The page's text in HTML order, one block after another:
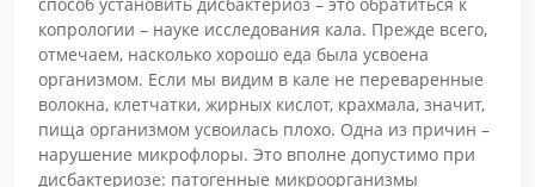
способ установить дисбактериоз – это обратиться к
копрологии – науке исследования кала. Прежде всего,
отмечаем, насколько хорошо еда была усвоена
организмом. Если мы видим в кале не переваренные
волокна, клетчатки, жирных кислот, крахмала, значит,
пища организмом усвоилась плохо. Одна из причин –
нарушение микрофлоры. Это вполне допустимо при
дисбактериозе: патогенные микроорганизмы